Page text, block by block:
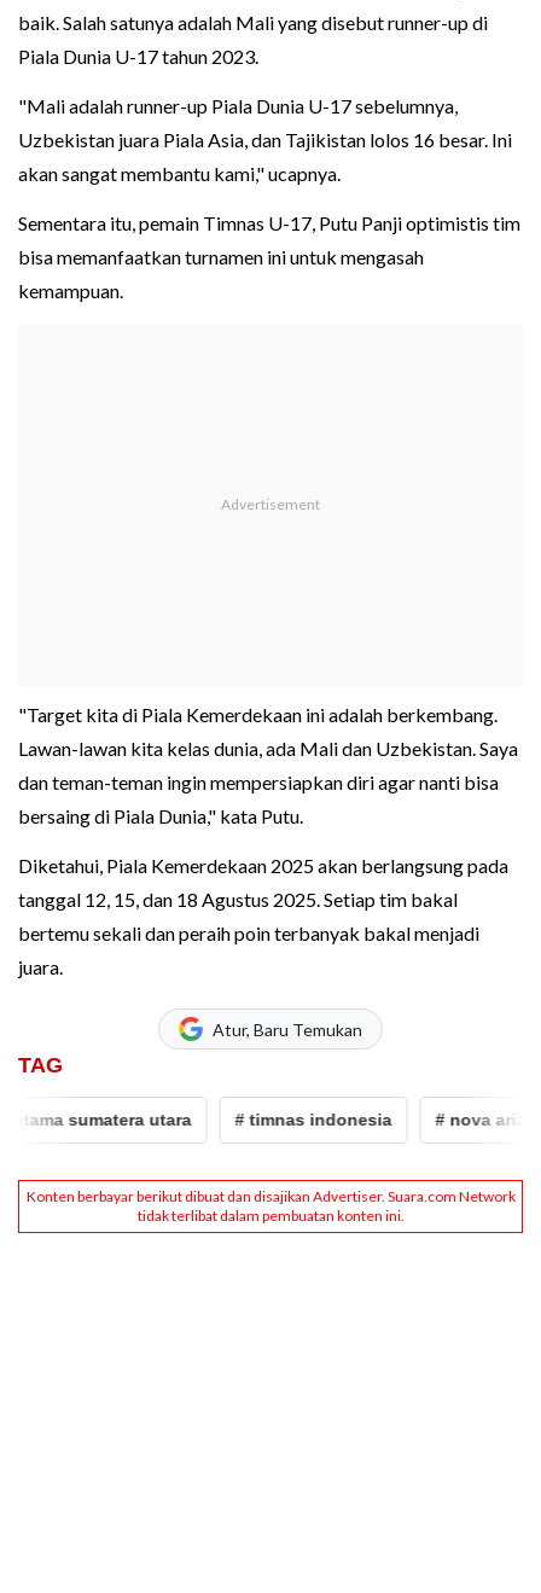
baik. Salah satunya adalah Mali yang disebut runner-up di
Piala Dunia U-17 tahun 2023.
"Mali adalah runner-up Piala Dunia U-17 sebelumnya,
Uzbekistan juara Piala Asia, dan Tajikistan lolos 16 besar. Ini
akan sangat membantu kami," ucapnya.
Sementara itu, pemain Timnas U-17, Putu Panji optimistis tim
bisa memanfaatkan turnamen ini untuk mengasah
kemampuan.
"Target kita di Piala Kemerdekaan ini adalah berkembang.
Lawan-lawan kita kelas dunia, ada Mali dan Uzbekistan. Saya
dan teman-teman ingin mempersiapkan diri agar nanti bisa
bersaing di Piala Dunia," kata Putu.
Diketahui, Piala Kemerdekaan 2025 akan berlangsung pada
tanggal 12, 15, dan 18 Agustus 2025. Setiap tim bakal
bertemu sekali dan peraih poin terbanyak bakal menjadi
juara.
Atur, Baru Temukan
TAG
sumatera utara # timnas indonesia # nova arianto